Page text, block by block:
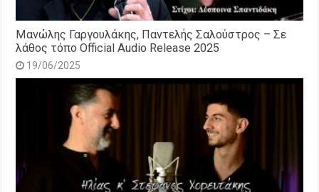
Μανώλης Γαργουλάκης, Παντελής Σαλούστρος – Σε
λάθος τόπο Official Audio Release 2025
19/06/2025